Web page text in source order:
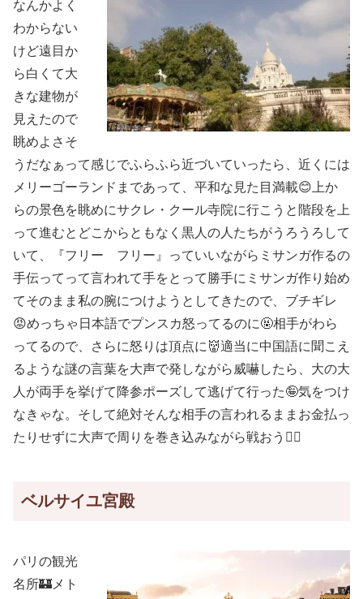
なんかよく
わからない
けど遠目か
ら白くて大
きな建物が
見えたので
眺めよさそ
うだなぁって感じでふらふら近づいていったら、近くには
メリーゴーランドまであって、平和な見た目満載😊上か
らの景色を眺めにサクレ・クール寺院に行こうと階段を上
って進むとどこからともなく黒人の人たちがうろうろして
いて、『フリー フリー』っていいながらミサンガ作るの
手伝ってって言われて手をとって勝手にミサンガ作り始め
てそのまま私の腕につけようとしてきたので、ブチギレ
😡めっちゃ日本語でプンスカ怒ってるのに🤬相手がわら
ってるので、さらに怒りは頂点に👹適当に中国語に聞こえ
るような謎の言葉を大声で発しながら威嚇したら、大の大
人が両手を挙げて降参ポーズして逃げて行った🤪気をつけ
なきゃな。そして絶対そんな相手の言われるままお金払っ
たりせずに大声で周りを巻き込みながら戦おう✊🏻
ベルサイユ宮殿
パリの観光
名所🏰メト